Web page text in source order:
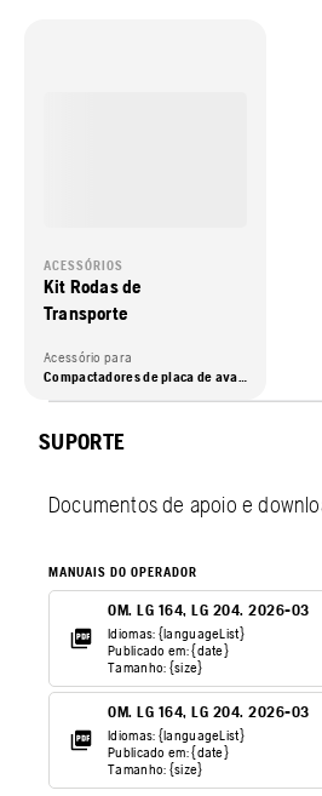
ACESSÓRIOS
Kit Rodas de
Transporte
Acessório para
Compactadores de placa de avanço, Compactadores de placa reversíveis, Compactadores
SUPORTE
Documentos de apoio e
MANUAIS DO OPERADOR
OM. LG 164, LG 204. 2026-03
Idiomas: {languageList}
Publicado em: {date}
Tamanho: {size}
OM. LG 164, LG 204. 2026-03
Idiomas: {languageList}
Publicado em: {date}
Tamanho: {size}